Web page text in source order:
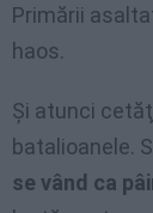
Primării
haos.
Şi atunci
batalioanele.
se vând ca